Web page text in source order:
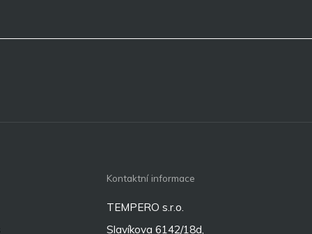
Kontaktní informace
TEMPERO s.r.o.
Slavíkova 6142/18d,